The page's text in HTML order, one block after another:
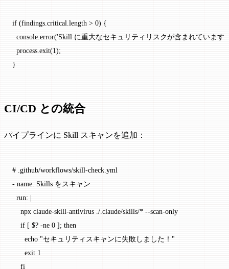
if (findings.critical. length > 0) {
  console.
error('Skill に重大なセキュリティリスクが含まれています
  process.
exit(1);
}
CI/CD との統合
パイプラインに Skill スキャンを追加：
# .github/workflows/skill-check.yml
- name: Skills をスキャン
  run
: |
    npx claude-skill-antivirus ./.claude/skills/* --scan-only
    if [ $? -ne 0 ]; then
      echo "セキュリティスキャンに失敗しました！"
      exit 1
    fi